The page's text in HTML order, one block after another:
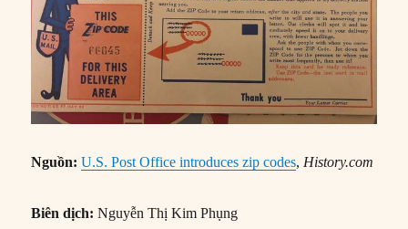
Nguồn:U.S. Post Office introduces zip codes,History.com
Biên dịch:Nguyễn Thị Kim Phụng